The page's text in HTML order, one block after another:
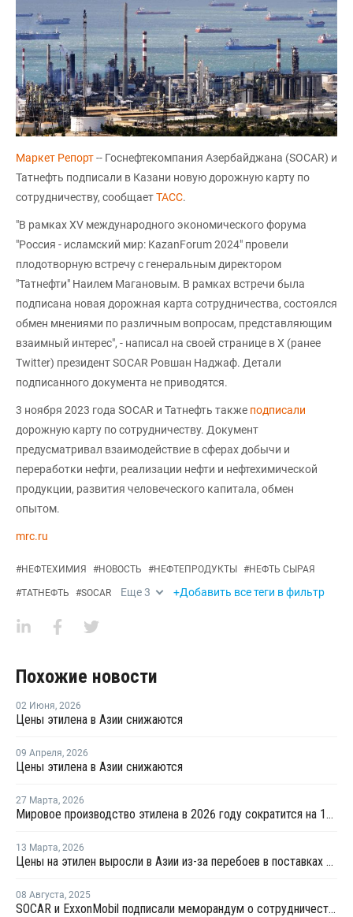
Маркет Репорт-- Госнефтекомпания Азербайджана (SOCAR) и
Татнефть подписали в Казани новую дорожную карту по
сотрудничеству, сообщаетТАСС.
"В рамках XV международного экономического форума
"Россия - исламский мир: KazanForum 2024" провели
плодотворную встречу с генеральным директором
"Татнефти" Наилем Магановым. В рамках встречи была
подписана новая дорожная карта сотрудничества, состоялся
обмен мнениями по различным вопросам, представляющим
взаимный интерес", - написал на своей странице в Х (ранее
Twitter) президент SOCAR Ровшан Наджаф. Детали
подписанного документа не приводятся.
3 ноября 2023 года SOCAR и Татнефть также подписали
дорожную карту по сотрудничеству. Документ
предусматривал взаимодействие в сферах добычи и
переработки нефти, реализации нефти и нефтехимической
продукции, развития человеческого капитала, обмен
опытом.
mrc.ru
#НЕФТЕХИМИЯ #НОВОСТЬ #НЕФТЕПРОДУКТЫ #НЕФТЬ СЫРАЯ
#ТАТНЕФТЬ #SOCAR Еще3 +Добавить все теги в фильтр
Похожие новости
02 Июня, 2026
Цены этилена в Азии снижаются
09 Апреля, 2026
Цены этилена в Азии снижаются
27 Марта, 2026
Мировое производство этилена в 2026 году сократится на 12% на фоне конфликта на Ближнем Востоке
13 Марта, 2026
Цены на этилен выросли в Азии из-за перебоев в поставках и повышения цен на энергоносители
08 Августа, 2025
SOCAR и ExxonMobil подписали меморандум о сотрудничестве